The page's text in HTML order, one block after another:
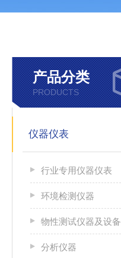
产品分类
PRODUCTS
仪器仪表
行业专用仪器仪表
环境检测仪器
物性测试仪器及设备
分析仪器